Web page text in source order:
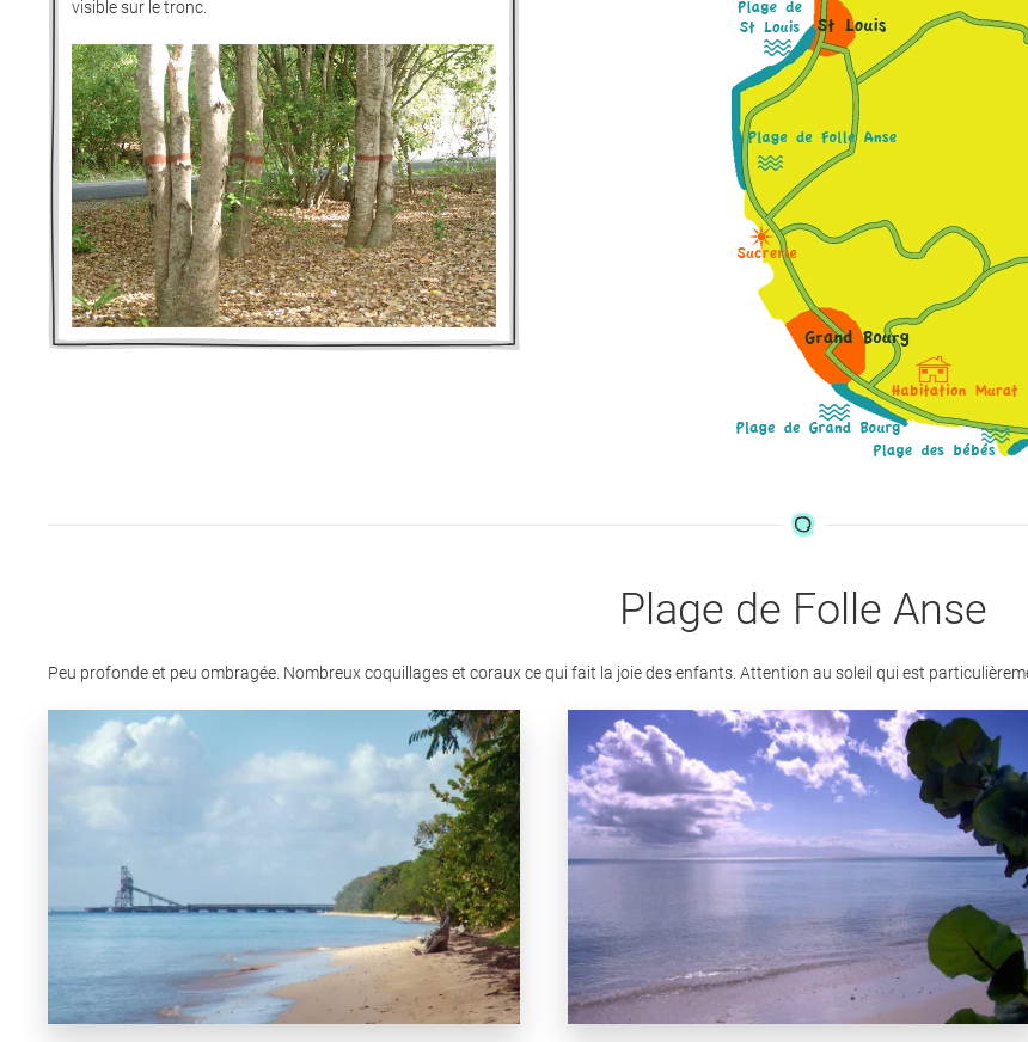
visible sur le tronc.
Plage de Folle Anse
Peu profonde et peu ombragée. Nombreux coquillages et coraux ce qui fait la joie des enfants. Attention au soleil qui est